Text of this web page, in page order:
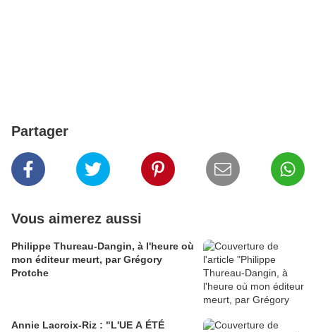
Partager
Vous aimerez aussi
Philippe Thureau-Dangin, à l'heure où
mon éditeur meurt, par Grégory
Protche
Annie Lacroix-Riz : "L'UE A ÉTÉ